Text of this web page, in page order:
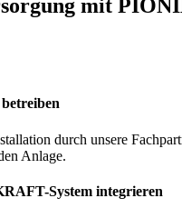
mit
durch unsere
Anlage.
System integrieren